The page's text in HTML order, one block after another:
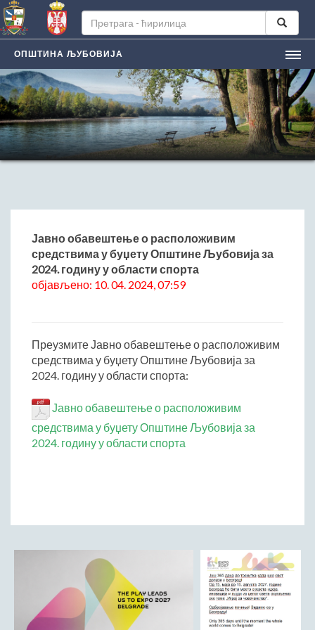
ОПШТИНА ЉУБОВИЈА
НАСЛОВНА
ЉУБОВИЈA
Лична карта града
Историјат
ЛОКАЛНА САМОУПРАВА
Председник општине
Заменик председника
Скупштина општине
Општинско веће
Састави Управних одбора и сталних радних тела
ПРИВРЕДА
Општи и просторни положај подручја општине
Развој и просторни размештај привреде
Пољопривреда
Угоститељство и туризам
Комунална делатност
Јавна предузећа
Јавно обавештење о расположивим
средствима у буџету Општине Љубовија за
2024. годину у области спорта
објављено: 10. 04. 2024, 07:59
Преузмите Јавно обавештење о расположивим
средствима у буџету Општине Љубовија за
2024. годину у области спорта:
Јавно обавештење о расположивим
средствима у буџету Општине Љубовија за
2024. годину у области спорта